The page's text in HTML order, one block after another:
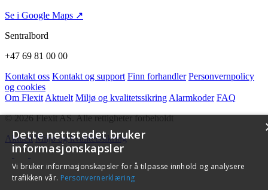
Se i Google Maps ↗
Sentralbord
+47 69 81 00 00
Kontakt oss Kontakt og support Finn forhandler Personvernpolicy
og cookies
Om Flexit Aktuelt Miljø og kvalitetssikring Alarmkoder FAQ
© 2026 Flexit AS. Alle rettigheter forbeholdt
Aktuelt Miljø og kvalitetssikring
Dette nettstedet bruker
informasjonskapsler
Vi bruker informasjonskapsler for å tilpasse innhold og analysere
trafikken vår. Personvernerklæring